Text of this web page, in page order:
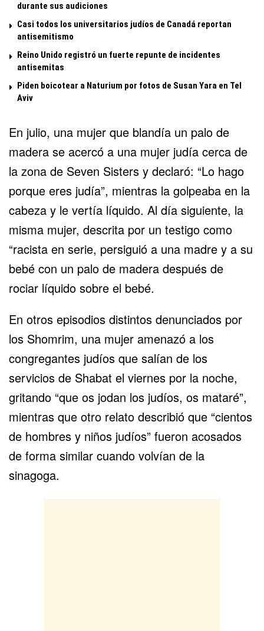
durante sus audiciones
Casi todos los universitarios judíos de Canadá reportan
antisemitismo
Reino Unido registró un fuerte repunte de incidentes
antisemitas
Piden boicotear a Naturium por fotos de Susan Yara en Tel
Aviv
En julio, una mujer que blandía un palo de
madera se acercó a una mujer judía cerca de
la zona de Seven Sisters y declaró: “Lo hago
porque eres judía”, mientras la golpeaba en la
cabeza y le vertía líquido. Al día siguiente, la
misma mujer, descrita por un testigo como
“racista en serie, persiguió a una madre y a su
bebé con un palo de madera después de
rociar líquido sobre el bebé.
En otros episodios distintos denunciados por
los Shomrim, una mujer amenazó a los
congregantes judíos que salían de los
servicios de Shabat el viernes por la noche,
gritando “que os jodan los judíos, os mataré”,
mientras que otro relato describió que “cientos
de hombres y niños judíos” fueron acosados
de forma similar cuando volvían de la
sinagoga.